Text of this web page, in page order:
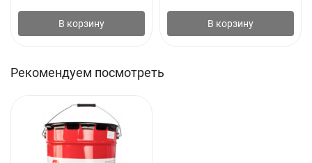
Температура хранения: От -20°С до 30°С
Массовая доля нелетучих веществ: 80-90%
Прочность сцепления с бетонным основанием, не менее:
0.1 МПа
В корзину В корзину
Рекомендуем посмотреть